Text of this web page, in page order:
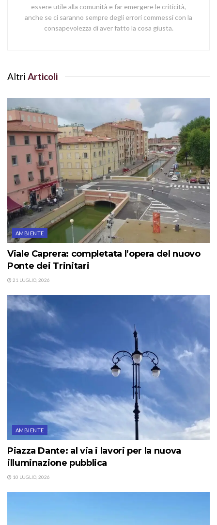
essere utile alla comunità e far emergere le criticità,
anche se ci saranno sempre degli errori commessi con la
consapevolezza di aver fatto la cosa giusta.
Altri Articoli
AMBIENTE
Viale Caprera: completata l’opera del nuovo
Ponte dei Trinitari
21 LUGLIO, 2026
AMBIENTE
Piazza Dante: al via i lavori per la nuova
illuminazione pubblica
10 LUGLIO, 2026